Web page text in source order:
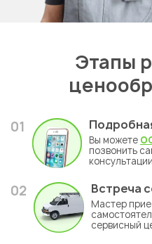
Этапы
01
Вы можете
позвонить
консультации
02 Встреча
Мастер
сервисный